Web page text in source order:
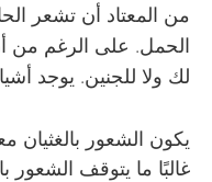
من المعتاد أن تشعر
الحمل. على الرغم من
لك ولا للجنين. يوجد
يكون الشعور بالغثيان
غالبًا ما يتوقف الشعور